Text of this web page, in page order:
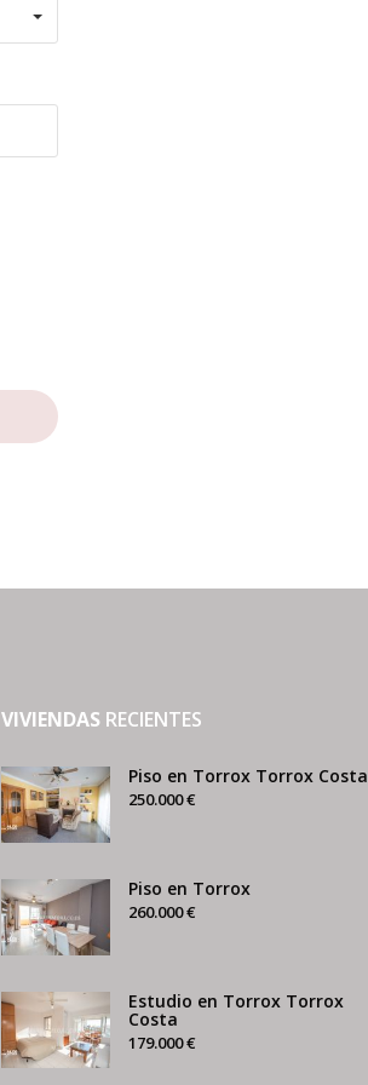
VIVIENDASRECIENTES
Piso en Torrox Torrox Costa
250.000 €
Piso en Torrox
260.000 €
Estudio en Torrox Torrox
Costa
179.000 €